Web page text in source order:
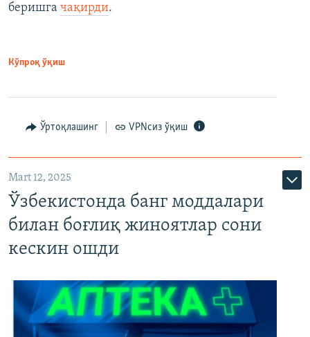
беришга чақирди.
Кўпроқ ўқиш
Ўртоқлашинг VPNсиз ўқиш
Mart 12, 2025
Ўзбекистонда банг моддалари
билан боғлиқ жиноятлар сони
кескин ошди